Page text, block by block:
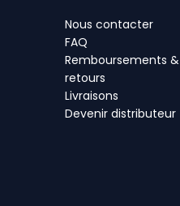
Nous contacter
FAQ
Remboursements &
retours
Livraisons
Devenir distributeur